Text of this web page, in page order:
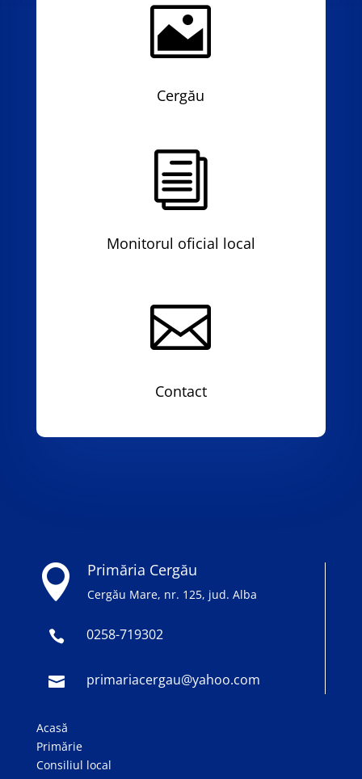

Cergău
i
Monitorul oficial local

Contact
 Primăria Cergău
Cergău Mare, nr. 125, jud. Alba
 0258-719302
 primariacergau@yahoo.com
Acasă
Primărie
Consiliul local